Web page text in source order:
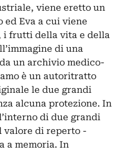
viene eretto un
ed Eva a cui viene
i frutti della vita e della
di una
un archivio medico-
è un autoritratto
le due grandi
alcuna protezione. In
di due grandi
valore di reperto -
a memoria. In